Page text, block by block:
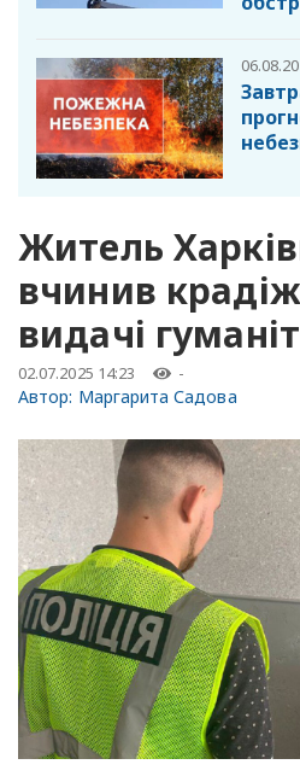
Житель
вчинив
видачі
02.07.2025 14:23 -
Автор: Маргарита Садова